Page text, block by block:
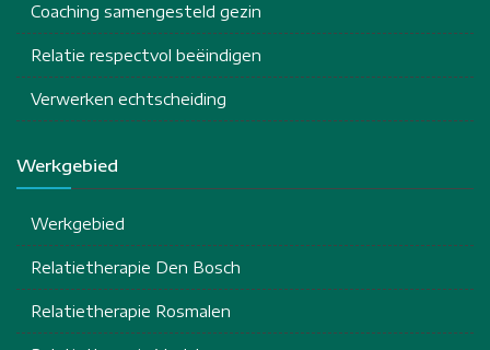
Coaching samengesteld gezin
Relatie respectvol beëindigen
Verwerken echtscheiding
Werkgebied
Werkgebied
Relatietherapie Den Bosch
Relatietherapie Rosmalen